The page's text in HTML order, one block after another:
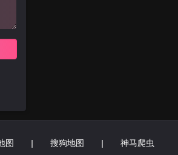
图 | 搜狗地图 | 神马爬虫